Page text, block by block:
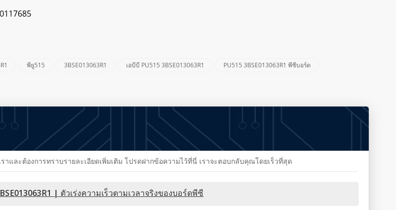
พียู515 3BSE013063R1 เอบีบี PU515 3BSE013063R1
PU515 3BSE013063R1 พีซีบอร์ด
ละต้องการทราบรายละเอียดเพิ่มเติม โปรดฝากข้อความไว้ที่นี่ เราจะตอบกลับคุณโดยเร็วที่สุด
| ตัวเร่งความเร็วตามเวลาจริงของบอร์ดพีซี